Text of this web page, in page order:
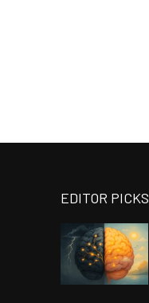
EDITOR PICKS